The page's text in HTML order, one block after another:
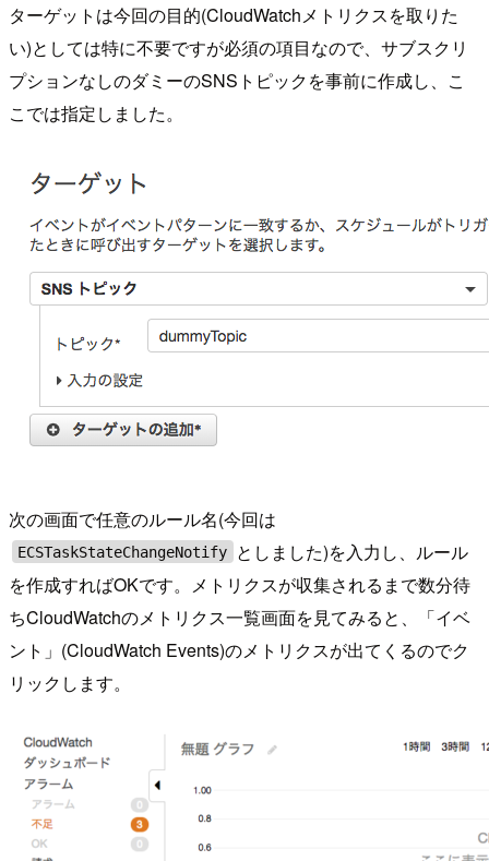
ターゲットは今回の目的(CloudWatchメトリクスを取りた
い)としては特に不要ですが必須の項目なので、サブスクリ
プションなしのダミーのSNSトピックを事前に作成し、こ
こでは指定しました。
次の画面で任意のルール名(今回は
ECSTaskStateChangeNotify
としました)を入力し、ルール
を作成すればOKです。メトリクスが収集されるまで数分待
ちCloudWatchのメトリクス一覧画面を見てみると、「イベ
ント」(CloudWatch Events)のメトリクスが出てくるのでク
リックします。